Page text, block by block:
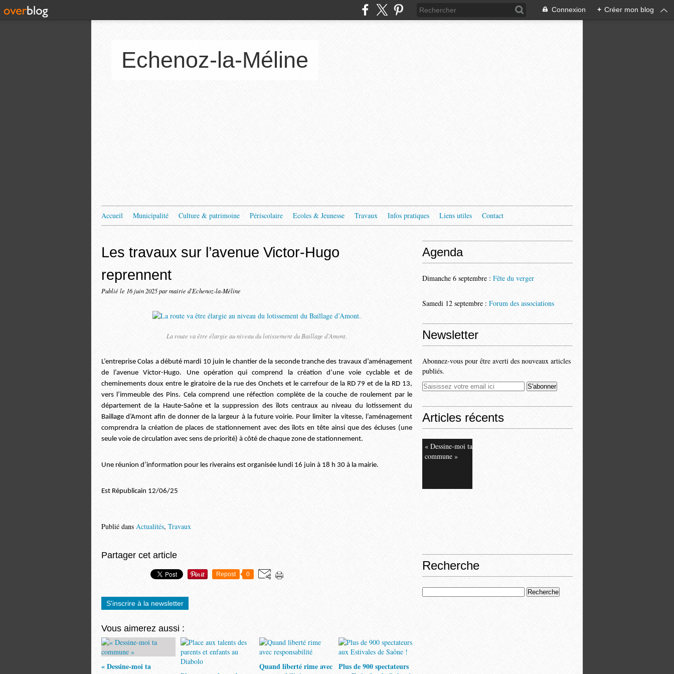
Connexion + Créer mon blog
Echenoz-la-Méline
Accueil Municipalité Culture & patrimoine Périscolaire Ecoles & Jeunesse Travaux Infos pratiques Liens utiles Contact
Les travaux sur l’avenue Victor-Hugo
reprennent
Publié le 16 juin 2025par mairie d'Echenoz-la-Méline
La route va être élargie au niveau du lotissement du Baillage d’Amont.
L’entreprise Colas a débuté mardi 10 juin le chantier de la seconde tranche des travaux d’aménagement
de l’avenue Victor-Hugo. Une opération qui comprend la création d’une voie cyclable et de
cheminements doux entre le giratoire de la rue des Onchets et le carrefour de la RD 79 et de la RD 13,
vers l’immeuble des Pins. Cela comprend une réfection complète de la couche de roulement par le
département de la Haute-Saône et la suppression des îlots centraux au niveau du lotissement du
Baillage d’Amont afin de donner de la largeur à la future voirie. Pour limiter la vitesse, l’aménagement
comprendra la création de places de stationnement avec des îlots en tête ainsi que des écluses (une
seule voie de circulation avec sens de priorité) à côté de chaque zone de stationnement.
Une réunion d’information pour les riverains est organisée lundi 16 juin à 18 h 30 à la mairie.
Est Républicain 12/06/25
Publié dans Actualités, Travaux
Partager cet article
Repost 0
S'inscrire à la newsletter
Vous aimerez aussi :
« Dessine-moi ta
Quand liberté rime avec Plus de 900 spectateurs
Agenda
Dimanche 6 septembre : Fête du verger
Samedi 12 septembre : Forum des associations
Newsletter
Abonnez-vous pour être averti des nouveaux articles
publiés.
Articles récents
« Dessine-moi ta
commune »
Recherche